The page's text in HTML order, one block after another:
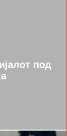
под